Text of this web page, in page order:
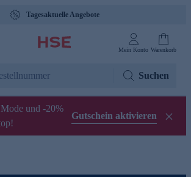
Tagesaktuelle Angebote
Mein Konto Warenkorb
Suchen
und -20%
Gutschein aktivieren